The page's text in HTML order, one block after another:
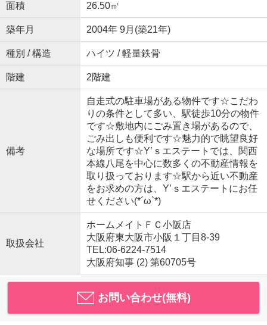
面積 26.50㎡
築年月 2004年 9月(築21年)
種別 / 構造 ハイツ / 軽量鉄骨
階建 2階建
備考
自走式の駐車場がある物件です☆こだわ
りの条件として多い、駅徒歩10分の物件
です☆敷地内にごみ置き場があるので、
ごみ出しも便利です☆魅力的で眺望良好
な場所です☆Y’ｓエステートでは、関西
本線八尾を中心に数多くの不動産情報を
取り扱っております☆駅から近い不動産
をお求めの方は、Y’ｓエステートにお任
せください(*´ω`*)
取扱会社
ホームメイトＦＣ小阪店
大阪府東大阪市小阪１丁目8-39
TEL:06-6224-7514
大阪府知事 (2) 第60705号
お問い合わせ(無料)